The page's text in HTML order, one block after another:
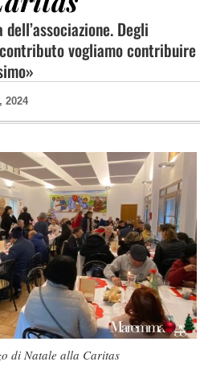
Degli
vogliamo contribuire
2024
di Natale alla Caritas